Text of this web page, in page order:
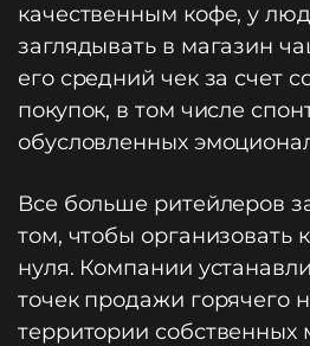
качественным кофе, у
заглядывать в магазин
его средний чек за счет
покупок, в том числе
обусловленных
Все больше ритейлеров
том, чтобы организовать
нуля. Компании
точек продажи горячего
территории собственных